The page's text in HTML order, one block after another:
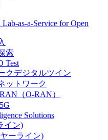
Lab-as-a-Service for Open
索
Test
クデジタルツイン
ットワーク
（O-RAN）
Solutions
イン)
ーライン)